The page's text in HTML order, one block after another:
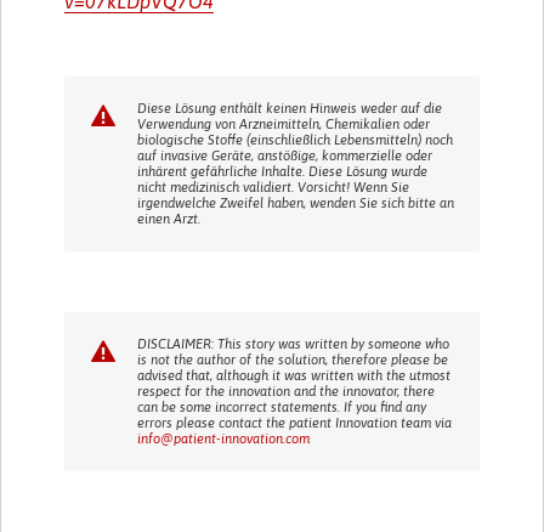
Diese Lösung enthält keinen Hinweis weder auf die
Verwendung von Arzneimitteln, Chemikalien oder
biologische Stoffe (einschließlich Lebensmitteln) noch
auf invasive Geräte, anstößige, kommerzielle oder
inhärent gefährliche Inhalte. Diese Lösung wurde
nicht medizinisch validiert. Vorsicht! Wenn Sie
irgendwelche Zweifel haben, wenden Sie sich bitte an
einen Arzt.
DISCLAIMER: This story was written by someone who
is not the author of the solution, therefore please be
advised that, although it was written with the utmost
respect for the innovation and the innovator, there
can be some incorrect statements. If you find any
errors please contact the patient Innovation team via
info@patient-innovation.com